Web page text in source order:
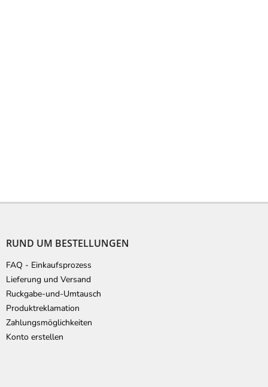
F
RUND UM BESTELLUNGEN
FAQ - Einkaufsprozess
Lieferung und Versand
Ruckgabe-und-Umtausch
Produktreklamation
Zahlungsmöglichkeiten
Konto erstellen